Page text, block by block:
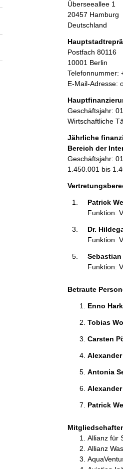
a
l
t
Überseeallee 1
20457 Hamburg
Deutschland
A
d
r
e
s
e
Postfach 80116
10001 Berlin
K
o
t
a
k
t
i
n
f
r
m
Telefonnummer:
E-Mail-Adresse:
Geschäftsjahr:
Wirtschaftliche
Jährliche
Bereich der
Geschäftsjahr:
1.450.001 bis
Patrick
Funktion:
Dr.
Funktion:
Funktion:
Betraute
Enno
Tobias
Carsten
Antonia
Patrick
Allianz für
Allianz